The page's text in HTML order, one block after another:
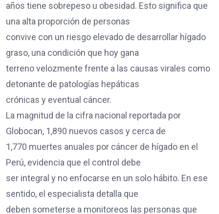
años tiene sobrepeso u obesidad. Esto significa que
una alta proporción de personas
convive con un riesgo elevado de desarrollar hígado
graso, una condición que hoy gana
terreno velozmente frente a las causas virales como
detonante de patologías hepáticas
crónicas y eventual cáncer.
La magnitud de la cifra nacional reportada por
Globocan, 1,890 nuevos casos y cerca de
1,770 muertes anuales por cáncer de hígado en el
Perú, evidencia que el control debe
ser integral y no enfocarse en un solo hábito. En ese
sentido, el especialista detalla que
deben someterse a monitoreos las personas que